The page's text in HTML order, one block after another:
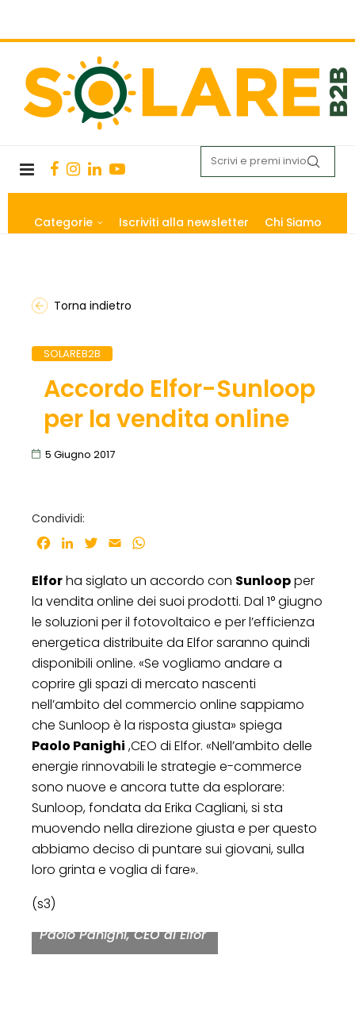
Categorie Iscriviti alla newsletter Chi Siamo
Torna indietro
SOLAREB2B
Accordo Elfor-Sunloop
per la vendita online
5 Giugno 2017
Condividi:
Facebook
LinkedInTwitter
Email
Elforha siglato un accordo con Sunloopper
la vendita online dei suoi prodotti. Dal 1° giugno
le soluzioni per il fotovoltaico e per l’efficienza
energetica distribuite da Elfor saranno quindi
disponibili online. «Se vogliamo andare a
coprire gli spazi di mercato nascenti
nell’ambito del commercio online sappiamo
che Sunloop è la risposta giusta» spiega
Paolo Panighi ,CEO di Elfor. «Nell’ambito delle
energie rinnovabili le strategie e-commerce
sono nuove e ancora tutte da esplorare:
Sunloop, fondata da Erika Cagliani, si sta
muovendo nella direzione giusta e per questo
abbiamo deciso di puntare sui giovani, sulla
loro grinta e voglia di fare».
(s3)
Paolo Panighi, CEO di Elfor